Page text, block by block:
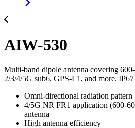
AIW-530
Multi-band dipole antenna covering
2/3/4/5G sub6, GPS-L1, and more.
Omni-directional radiation pattern
4/5G NR FR1 application (600-
antenna
High antenna efficiency